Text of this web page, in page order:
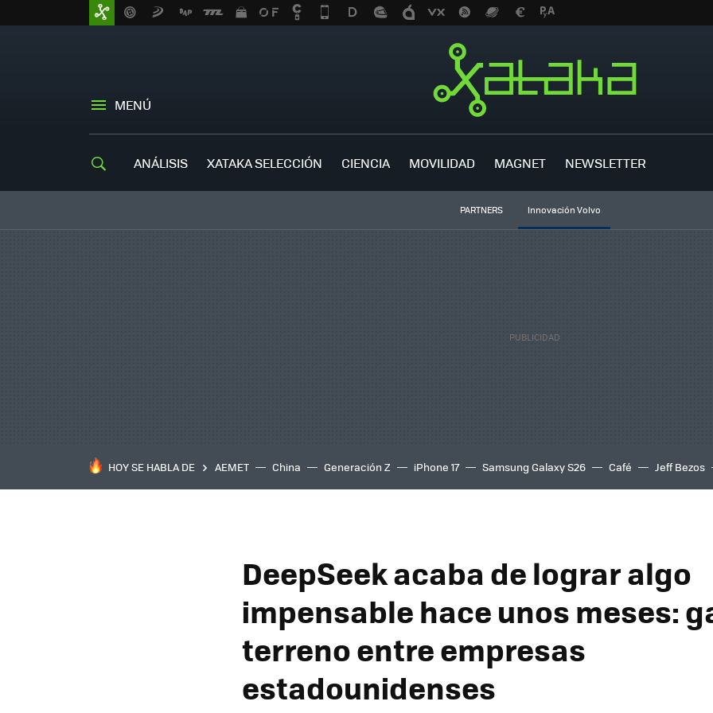
MENÚ
ANÁLISIS XATAKA SELECCIÓN CIENCIA MOVILIDAD MAGNET NEWSLETTER
PARTNERS Innovación Volvo
HOY SE HABLA DE AEMET China Generación Z iPhone 17 Samsung Galaxy S26 Café Jeff Bezos
DeepSeek acaba de lograr algo
impensable hace unos meses:
terreno entre empresas
estadounidenses